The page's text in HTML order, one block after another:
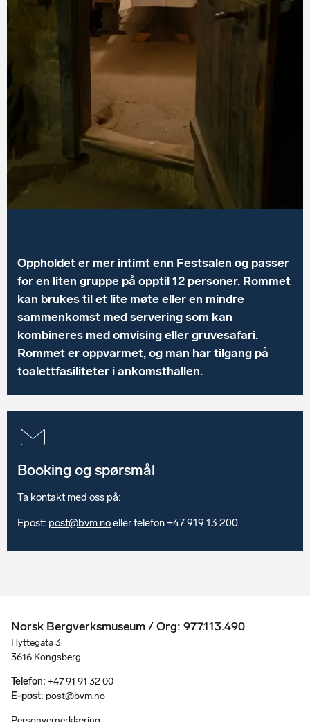
Oppholdet er mer intimt enn Festsalen og passer
for en liten gruppe på opptil 12 personer. Rommet
kan brukes til et lite møte eller en mindre
sammenkomst med servering som kan
kombineres med omvising eller gruvesafari.
Rommet er oppvarmet, og man har tilgang på
toalettfasiliteter i ankomsthallen.
Booking og spørsmål
Ta kontakt med oss på:
Epost: post@bvm.noeller telefon +47 919 13 200
Norsk Bergverksmuseum / Org: 977.113.490
Hyttegata 3
3616 Kongsberg
Telefon: +47 91 91 32 00
E-post: post@bvm.no